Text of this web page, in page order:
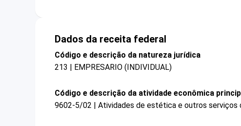
Dados da receita federal
Código e descrição da natureza jurídica
213 | EMPRESARIO (INDIVIDUAL)
Código e descrição da atividade econômica
9602-5/02 | Atividades de estética e outros serviços